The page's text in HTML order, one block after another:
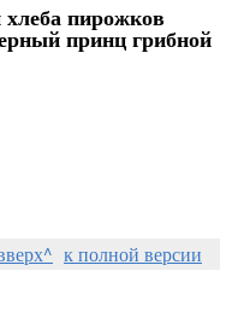
пирожков
принц грибной
к полной версии